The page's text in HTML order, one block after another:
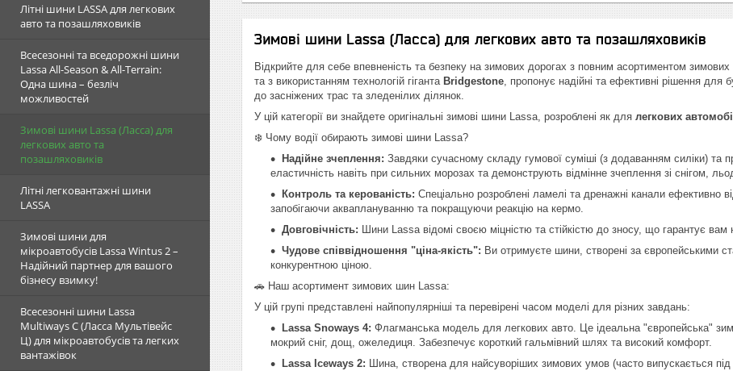
Літні шини LASSA для легкових
авто та позашляховиків
Всесезонні та вседорожні шини
Lassa All-Season & All-Terrain:
Одна шина – безліч
можливостей
Зимові шини Lassa (Ласса) для
легкових авто та
позашляховиків
Літні легковантажні шини
LASSA
Зимові шини для
мікроавтобусів Lassa Wintus 2 –
Надійний партнер для вашого
бізнесу взимку!
Всесезонні шини Lassa
Multiways C (Ласса Мультівейс
Ц) для мікроавтобусів та легких
вантажівок
Зимові шини Lassa (Ласса) для легкових авто та позашляховиків
Відкрийте для себе впевненість та безпеку на зимових дорогах з повним асортиментом
та з використанням технологій гіганта Bridgestone, пропонує надійні та ефективні рішення
до засніжених трас та зледенілих ділянок.
У цій категорії ви знайдете оригінальні зимові шини Lassa, розроблені як для легкових
❄️ Чому водії обирають зимові шини Lassa?
Надійне зчеплення: Завдяки сучасному складу гумової суміші (з додаванням силіки)
еластичність навіть при сильних морозах та демонструють відмінне зчеплення зі снігом,
Контроль та керованість: Спеціально розроблені ламелі та дренажні канали ефективно
запобігаючи акваплануванню та покращуючи реакцію на кермо.
Довговічність: Шини Lassa відомі своєю міцністю та стійкістю до зносу, що гарантує вам
Чудове співвідношення "ціна-якість": Ви отримуєте шини, створені за європейськими
конкурентною ціною.
🚗 Наш асортимент зимових шин Lassa:
У цій групі представлені найпопулярніші та перевірені часом моделі для різних завдань:
Lassa Snoways 4: Флагманська модель для легкових авто. Це ідеальна "європейська"
мокрий сніг, дощ, ожеледиця. Забезпечує короткий гальмівний шлях та високий комфорт.
Lassa Iceways 2: Шина, створена для найсуворіших зимових умов (часто випускається під